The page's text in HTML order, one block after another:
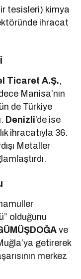
tesisleri) kimya
ihracat
Ticaret A.Ş.,
Manisa’nın
de Türkiye
Denizli’de ise
ihracatıyla 36.
Metaller
olduğunu
ve
getirerek
merkez